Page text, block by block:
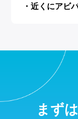
・近くにアビ
まず